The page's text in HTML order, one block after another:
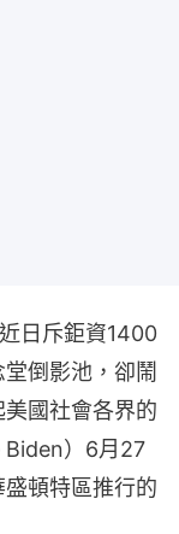
日斥鉅資1400
倒影池，卻鬧
國社會各界的
Biden）6月27
頓特區推行的